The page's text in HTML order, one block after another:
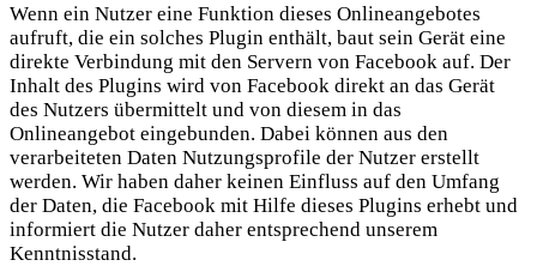
Wenn ein Nutzer eine Funktion dieses Onlineangebotes
aufruft, die ein solches Plugin enthält, baut sein Gerät eine
direkte Verbindung mit den Servern von Facebook auf. Der
Inhalt des Plugins wird von Facebook direkt an das Gerät
des Nutzers übermittelt und von diesem in das
Onlineangebot eingebunden. Dabei können aus den
verarbeiteten Daten Nutzungsprofile der Nutzer erstellt
werden. Wir haben daher keinen Einfluss auf den Umfang
der Daten, die Facebook mit Hilfe dieses Plugins erhebt und
informiert die Nutzer daher entsprechend unserem
Kenntnisstand.